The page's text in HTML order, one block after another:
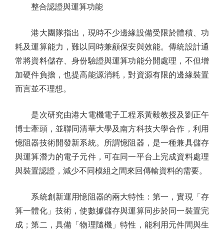
整合認證與運算功能
港大團隊指出，現時不少邊緣設備受限於體積、功
耗及運算能力，難以同時兼顧保安與效能。傳統設計通
常將資料儲存、身份驗證與運算功能分開處理，不但增
加硬件負擔，也提高能源消耗，對資源有限的邊緣裝置
而言並不理想。
是次研究由港大電機電子工程系黃毅教授及劉正午
博士牽頭，並聯同清華大學及南方科技大學合作，利用
憶阻器技術開發新系統。所謂憶阻器，是一種兼具儲存
與運算潛力的電子元件，可在同一平台上完成資料處理
與裝置認證，減少不同模組之間來回傳輸資料的需要。
系統創新運用憶阻器的兩大特性：第一，實現「存
算一體化」技術，使數據儲存與運算同步於同一裝置完
成；第二，具備「物理隨機」特性，能利用元件間與生